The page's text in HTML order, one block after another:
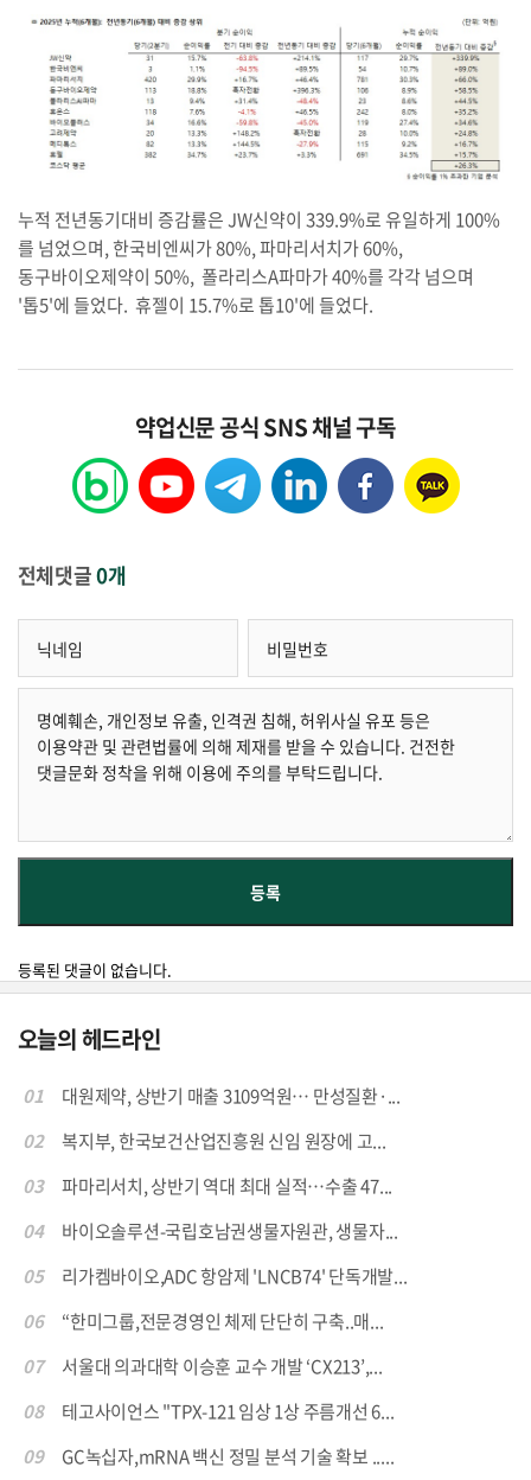
누적 전년동기대비 증감률은 JW신약이 339.9%로 유일하게 100%
를 넘었으며, 한국비엔씨가 80%, 파마리서치가 60%,
동구바이오제약이 50%, 폴라리스A파마가 40%를 각각 넘으며
'톱5'에 들었다. 휴젤이 15.7%로 톱10'에 들었다.
약업신문 공식 SNS 채널 구독
전체댓글0개
등록된 댓글이 없습니다.
오늘의 헤드라인
01
대원제약, 상반기 매출 3109억원… 만성질환·...
02
복지부, 한국보건산업진흥원 신임 원장에 고...
03
파마리서치, 상반기 역대 최대 실적…수출 47...
04
바이오솔루션-국립호남권생물자원관, 생물자...
05
리가켐바이오,ADC 항암제 'LNCB74' 단독개발...
06
“한미그룹,전문경영인 체제 단단히 구축..매...
07
서울대 의과대학 이승훈 교수 개발 ‘CX213’,...
08
테고사이언스 "TPX-121 임상 1상 주름개선 6...
09
GC녹십자,mRNA 백신 정밀 분석 기술 확보 .....